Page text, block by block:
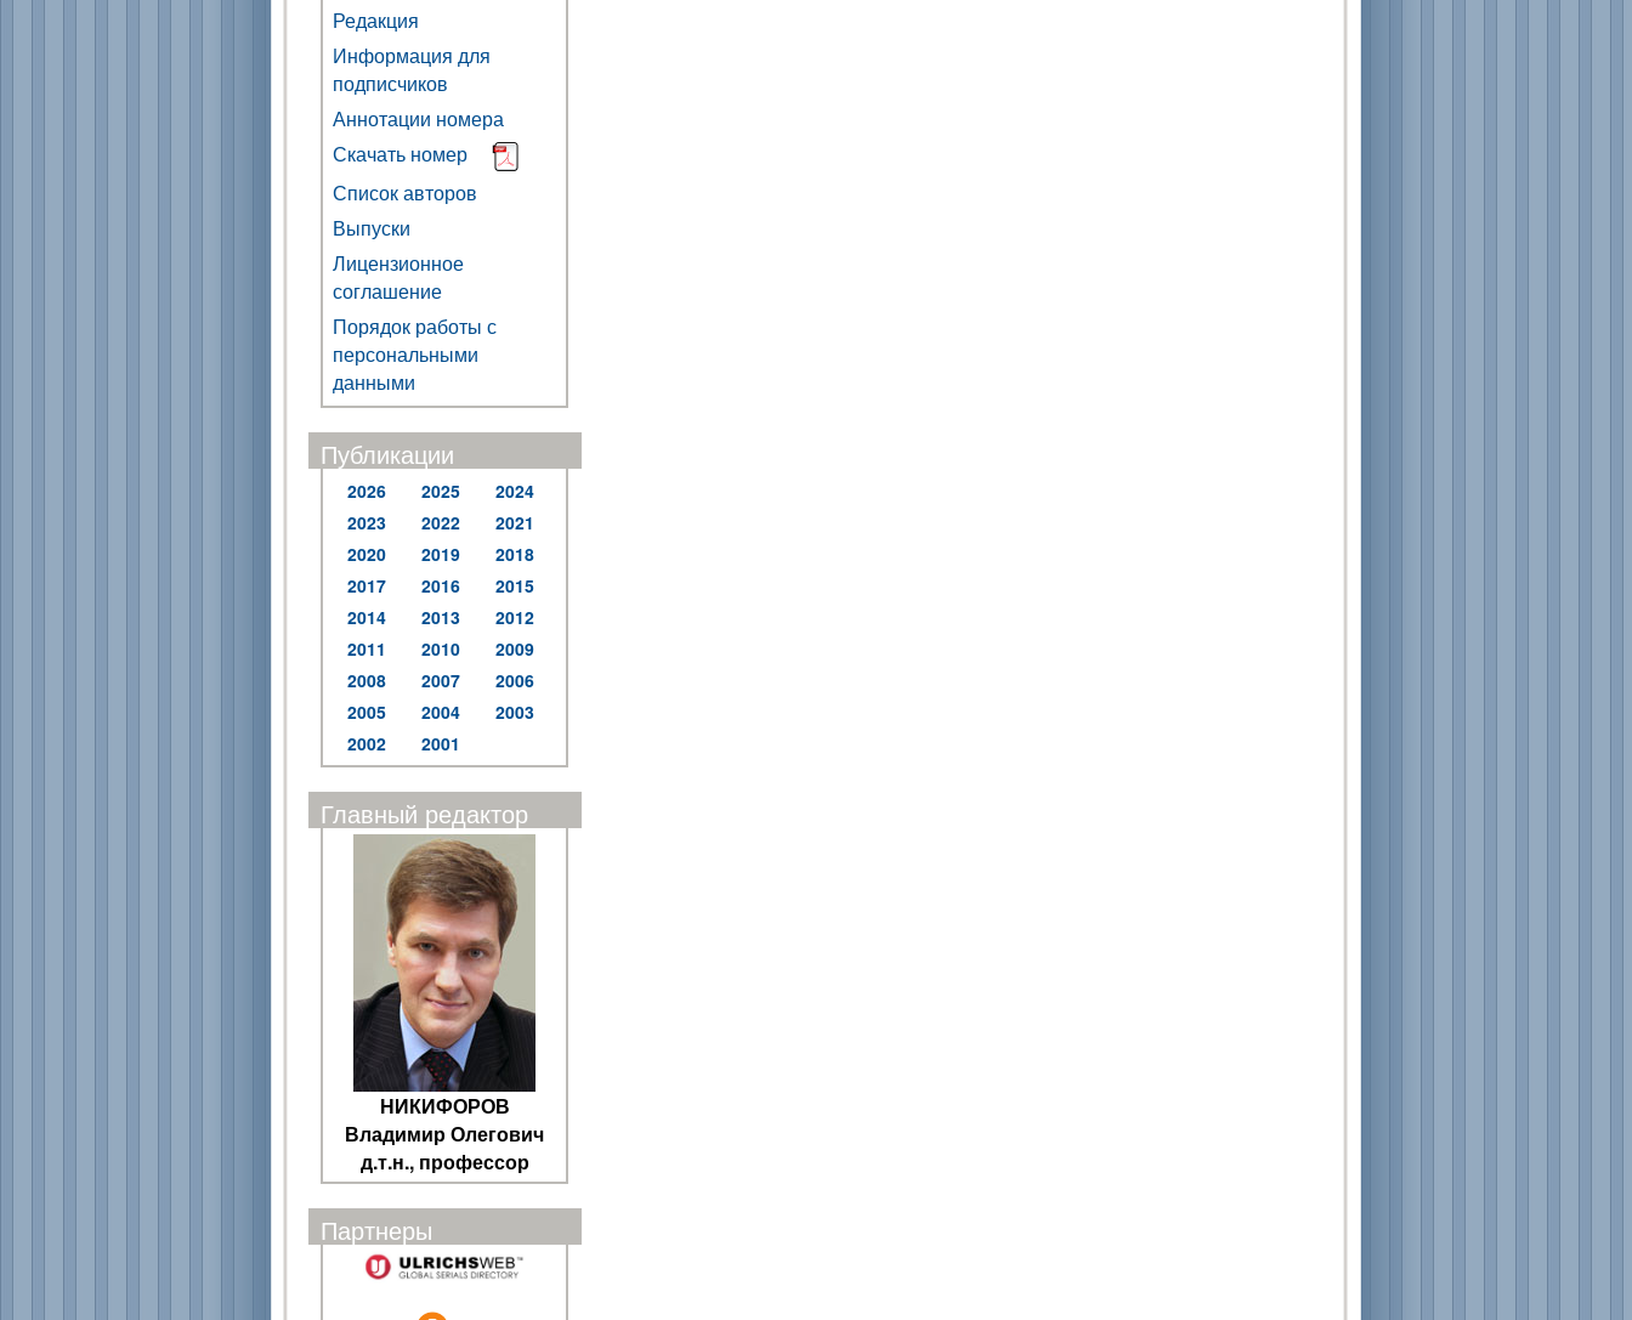
Редакция
Информация для
подписчиков
Аннотации номера
Скачать номер
Список авторов
Выпуски
Лицензионное
соглашение
Порядок работы с
персональными
данными
Публикации
2026 2025
2024
2023
2022
2021
2020
2019
2018
2017
2016
2015
2014
2013
2012
2011
2010
2009
2008
2007
2006
2005
2004
2003
2002
2001
Главный редактор
НИКИФОРОВ
Владимир Олегович
д.т.н., профессор
Партнеры